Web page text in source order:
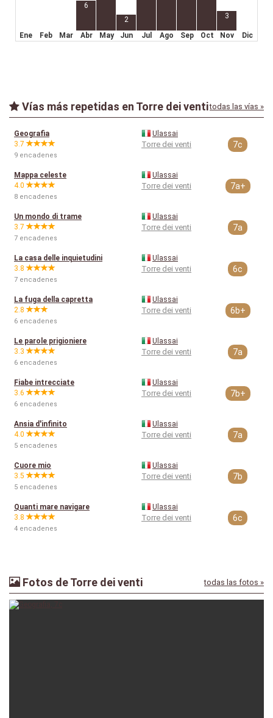
6
2 3
Ene Feb Mar Abr May Jun Jul Ago Sep Oct Nov Dic
Vías más repetidas en Torre dei ventitodas las vías »
Geografia
3.7
9 encadenes
Ulassai
Torre dei venti 7c
Mappa celeste
4.0
8 encadenes
Ulassai
Torre dei venti 7a+
Un mondo di trame
3.7
7 encadenes
Ulassai
Torre dei venti 7a
La casa delle inquietudini
3.8
7 encadenes
Ulassai
Torre dei venti 6c
La fuga della capretta
2.8
6 encadenes
Ulassai
Torre dei venti 6b+
Le parole prigioniere
3.3
6 encadenes
Ulassai
Torre dei venti 7a
Fiabe intrecciate
3.6
6 encadenes
Ulassai
Torre dei venti 7b+
Ansia d'infinito
4.0
5 encadenes
Ulassai
Torre dei venti 7a
Cuore mio
3.5
5 encadenes
Ulassai
Torre dei venti 7b
Quanti mare navigare
3.8
4 encadenes
Ulassai
Torre dei venti 6c
Fotos de Torre dei venti todas las fotos »